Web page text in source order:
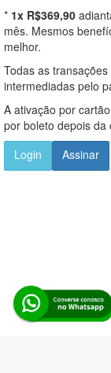
* 1x R$369,90
mês. Mesmos
melhor.
Todas as
intermediadas pelo
A ativação por
por boleto depois da
Login
Assinar